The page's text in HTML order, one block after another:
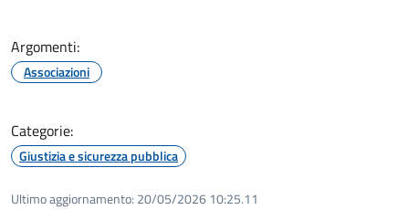
Argomenti:
Associazioni
Categorie:
Giustizia e sicurezza pubblica
Ultimo aggiornamento: 20/05/2026 10:25.11